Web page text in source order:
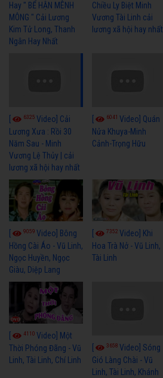
Hay " BỂ HẬN MÊNH
MÔNG " Cải Lương
Kim Tử Long, Thanh
Ngân Hay Nhất
Chiều Ly Biệt Minh
Vương Tài Linh cải
lương xã hội hay nhất
6325 Video] Cải
Lương Xưa : Rồi 30
Năm Sau - Minh
Vương Lệ Thủy | cải
lương xã hội hay nhất
6041Video] Quán
Nửa Khuya-Minh
Cảnh-Trọng Hữu
9059 Video] Bông
Hồng Cài Áo - Vũ Linh,
Ngọc Huyền, Ngọc
Giàu, Diệp Lang
7352Video] Khi
Hoa Trà Nở - Vũ Linh,
Tài Linh
4110 Video] Một
Thời Phóng Đãng - Vũ
Linh, Tài Linh, Chí Linh
3658Video] Sóng
Gió Làng Chài - Vũ
Linh, Tài Linh, Khánh